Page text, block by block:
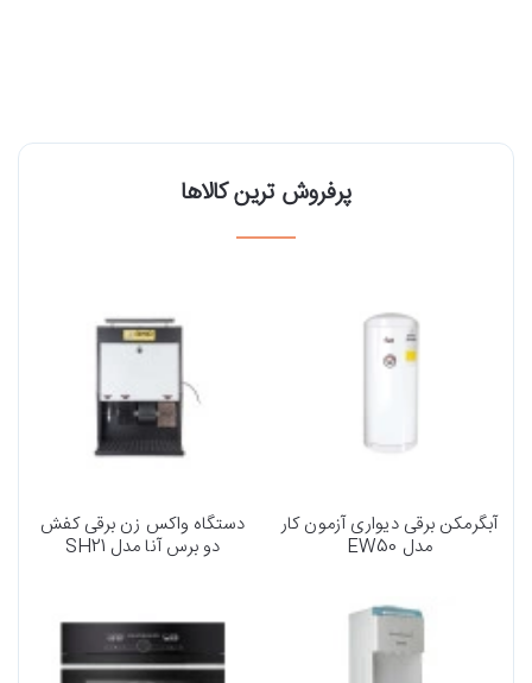
پرفروش ترین کالاها
آبگرمکن برقی دیواری آزمون کار
مدل EW50
دستگاه واکس زن برقی کفش
دو برس آنا مدل SH21